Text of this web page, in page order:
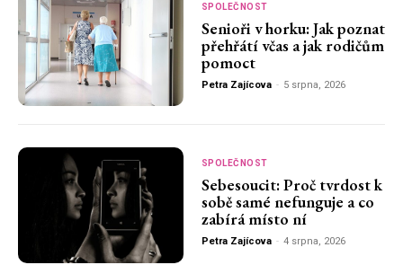
SPOLEČNOST
Senioři v horku: Jak poznat
přehřátí včas a jak rodičům
pomoct
Petra Zajícova - 5 srpna, 2026
SPOLEČNOST
Sebesoucit: Proč tvrdost k
sobě samé nefunguje a co
zabírá místo ní
Petra Zajícova - 4 srpna, 2026